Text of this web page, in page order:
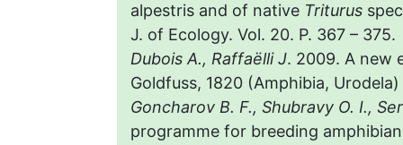
alpestris and of native Triturus
J. of Ecology. Vol. 20. P. 367 – 375.
Dubois A., Raffaëlli J. 2009. A new
Goldfuss, 1820 (Amphibia,
Goncharov B. F., Shubravy O. I.,
programme for breeding